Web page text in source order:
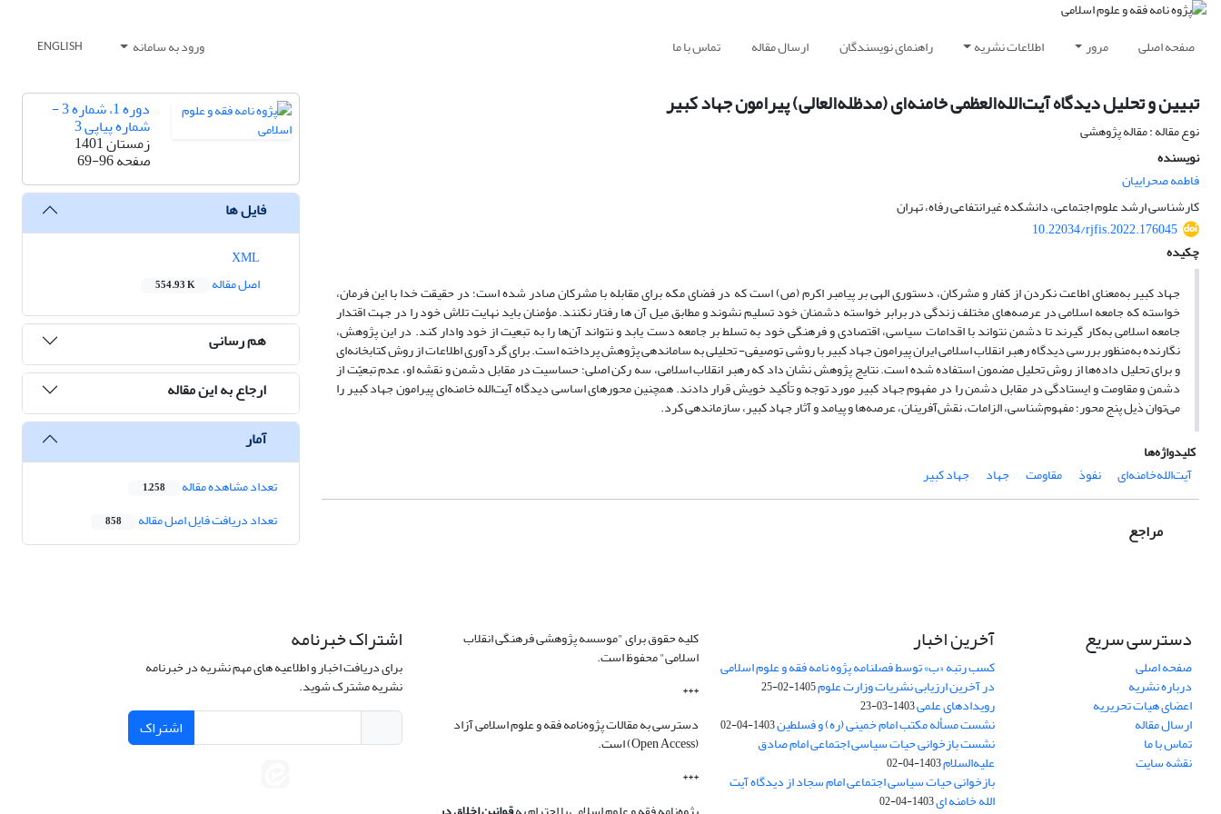
صفحه اصلی مرور اطلاعات نشریه راهنمای نویسندگان ارسال مقاله تماس با ما ورود به سامانه ENGLISH
تبیین و تحلیل دیدگاه آیت‌الله‌العظمی خامنه‌ای (مدظله‌العالی) پیرامون جهاد کبیر
نوع مقاله : مقاله پژوهشی
نویسنده
فاطمه صحراییان
کارشناسی ارشد علوم اجتماعی، دانشکده غیرانتفاعی رفاه، تهران
10.22034/rjfis.2022.176045
چکیده
جهاد کبیر به‌معنای اطاعت نکردن از کفار و مشرکان، دستوری الهی بر پیامبر اکرم (ص) است که در فضای مکه برای مقابله با مشرکان صادر شده است؛ در حقیقت خدا با این فرمان،
خواسته که جامعه اسلامی در عرصه‌های مختلف زندگی در برابر خواسته دشمنان خود تسلیم نشوند و مطابق میل آن ها رفتار نکنند. مؤمنان باید نهایت تلاش خود را در جهت اقتدار
جامعه اسلامی به‌کار گیرند تا دشمن نتواند با اقدامات سیاسی، اقتصادی و فرهنگی خود به تسلط بر جامعه دست یابد و نتواند آن‌ها را به تبعیت از خود وادار کند. در این پژوهش،
نگارنده به‌منظور بررسی دیدگاه رهبر انقلاب اسلامی ایران پیرامون جهاد کبیر با روشی توصیفی- تحلیلی به ساماندهی پژوهش پرداخته است. برای گردآوری اطلاعات از روش کتابخانه‌ای
و برای تحلیل داده‌ها از روش تحلیل مضمون استفاده شده است. نتایج پژوهش نشان داد که رهبر انقلاب اسلامی، سه رکن اصلی؛ حساسیت در مقابل دشمن و نقشه او، عدم تبعیّت از
دشمن و مقاومت و ایستادگی در مقابل دشمن را در مفهوم جهاد کبیر مورد توجه و تأکید خویش قرار دادند. همچنین محورهای اساسی دیدگاه آیت‌الله خامنه‌ای پیرامون جهاد کبیر را
می‌توان ذیل پنج محور؛ مفهوم‌شناسی، الزامات، نقش‌آفرینان، عرصه‌ها و پیامد و آثار جهاد کبیر، سازماندهی کرد.
کلیدواژه‌ها
آیت‌الله‌خامنه‌ای
نفوذ مقاومت جهاد جهاد کبیر
مراجع
دوره 1، شماره 3 -
شماره پیاپی 3
زمستان 1401
صفحه69-96
فایل ها
اصل مقاله
554.93 K
هم رسانی
ارجاع به این مقاله
آمار
تعداد مشاهده مقاله 1,258
تعداد دریافت فایل اصل مقاله 858
دسترسی سریع
صفحه اصلی
درباره نشریه
اعضای هیات تحریریه
ارسال مقاله
تماس با ما
نقشه سایت
آخرین اخبار
کسب رتبه «ب» توسط فصلنامه پژوه نامه فقه و علوم اسلامی
در آخرین ارزیابی نشریات وزارت علوم1405-02-25
رویدادهای علمی1403-03-23
نشست مسأله مکتب امام خمینی (ره) و فسلطین1403-04-02
نشست بازخوانی حیات سیاسی اجتماعی امام صادق
علیه‌السلام1403-04-02
بازخوانی حیات سیاسی اجتماعی امام سجاد از دیدگاه آیت
الله خامنه ای1403-04-02
کلیه حقوق برای "موسسه پژوهشی فرهنگی انقلاب
اسلامی" محفوظ است.
***
دسترسی به مقالات پژوه‌نامه فقه و علوم اسلامی آزاد
(Open Access) است.
***
اشتراک خبرنامه
برای دریافت اخبار و اطلاعیه های مهم نشریه در خبرنامه
نشریه مشترک شوید.
اشتراک